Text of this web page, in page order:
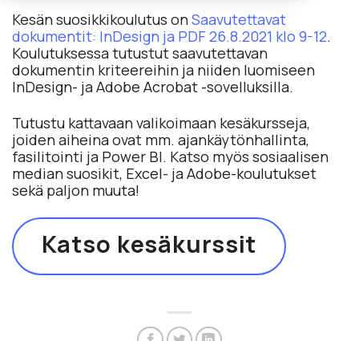
Kesän suosikkikoulutus onSaavutettavat
dokumentit: InDesign ja PDF 26.8.2021 klo 9-12.
Koulutuksessa tutustut saavutettavan
dokumentin kriteereihin ja niiden luomiseen
InDesign- ja Adobe Acrobat -sovelluksilla.
Tutustu kattavaan valikoimaan kesäkursseja,
joiden aiheina ovat mm. ajankäytönhallinta,
fasilitointi ja Power BI. Katso myös sosiaalisen
median suosikit, Excel- ja Adobe-koulutukset
sekä paljon muuta!
Katso kesäkurssit